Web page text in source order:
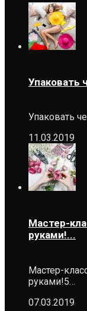
Упаковать
Упаковать
11.03.2019
Мастер-
руками!...
Мастер-
руками!5…
07.03.2019